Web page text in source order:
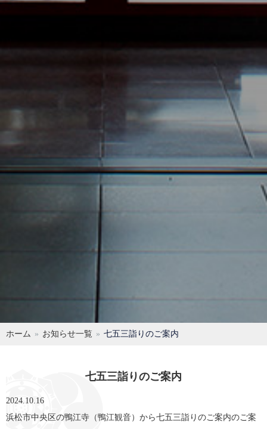
ホーム お知らせ一覧 七五三詣りのご案内
七五三詣りのご案内
2024.10.16
浜松市中央区の鴨江寺（鴨江観音）から七五三詣りのご案内のご案